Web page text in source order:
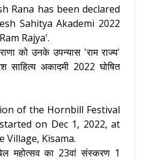
Rana has been declared
Sahitya Akademi 2022
Rajya'.
को उनके उपन्यास 'राम राज्य'
साहित्य अकादमी 2022 घोषित
of the Hornbill Festival
on Dec 1, 2022, at
Village, Kisama.
महोत्सव का 23वां संस्करण 1